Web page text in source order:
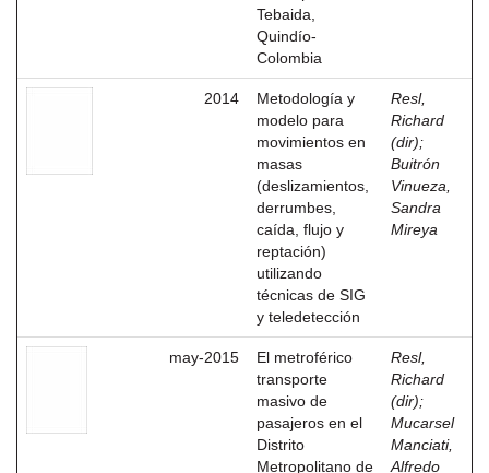
Tebaida,
Quindío-
Colombia
2014
Metodología y
modelo para
movimientos en
masas
(deslizamientos,
derrumbes,
caída, flujo y
reptación)
utilizando
técnicas de SIG
y teledetección
Resl,
Richard
(dir);
Buitrón
Vinueza,
Sandra
Mireya
may-2015
El metroférico
transporte
masivo de
pasajeros en el
Distrito
Metropolitano de
Resl,
Richard
(dir);
Mucarsel
Manciati,
Alfredo